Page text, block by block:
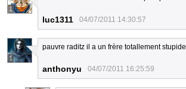
1
luc1311 04/07/2011 14:30:57
1
pauvre raditz il a un frère totallement stupide
anthonyu 04/07/2011 16:25:59